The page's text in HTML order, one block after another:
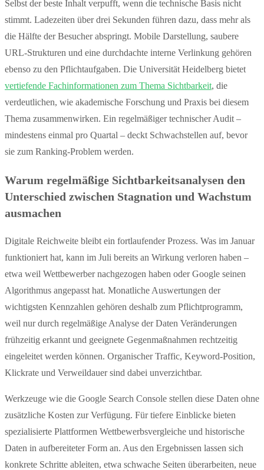
Selbst der beste Inhalt verpufft, wenn die technische Basis nicht
stimmt. Ladezeiten über drei Sekunden führen dazu, dass mehr als
die Hälfte der Besucher abspringt. Mobile Darstellung, saubere
URL-Strukturen und eine durchdachte interne Verlinkung gehören
ebenso zu den Pflichtaufgaben. Die Universität Heidelberg bietet
vertiefende Fachinformationen zum Thema Sichtbarkeit, die
verdeutlichen, wie akademische Forschung und Praxis bei diesem
Thema zusammenwirken. Ein regelmäßiger technischer Audit –
mindestens einmal pro Quartal – deckt Schwachstellen auf, bevor
sie zum Ranking-Problem werden.
Warum regelmäßige Sichtbarkeitsanalysen den
Unterschied zwischen Stagnation und Wachstum
ausmachen
Digitale Reichweite bleibt ein fortlaufender Prozess. Was im Januar
funktioniert hat, kann im Juli bereits an Wirkung verloren haben –
etwa weil Wettbewerber nachgezogen haben oder Google seinen
Algorithmus angepasst hat. Monatliche Auswertungen der
wichtigsten Kennzahlen gehören deshalb zum Pflichtprogramm,
weil nur durch regelmäßige Analyse der Daten Veränderungen
frühzeitig erkannt und geeignete Gegenmaßnahmen rechtzeitig
eingeleitet werden können. Organischer Traffic, Keyword-Position,
Klickrate und Verweildauer sind dabei unverzichtbar.
Werkzeuge wie die Google Search Console stellen diese Daten ohne
zusätzliche Kosten zur Verfügung. Für tiefere Einblicke bieten
spezialisierte Plattformen Wettbewerbsvergleiche und historische
Daten in aufbereiteter Form an. Aus den Ergebnissen lassen sich
konkrete Schritte ableiten, etwa schwache Seiten überarbeiten, neue